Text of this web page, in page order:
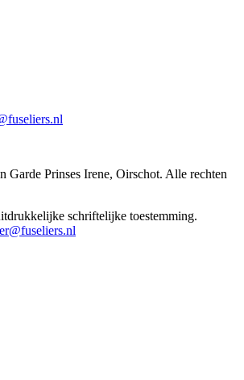
Garde Prinses Irene, Oirschot. Alle rechten
schriftelijke toestemming.